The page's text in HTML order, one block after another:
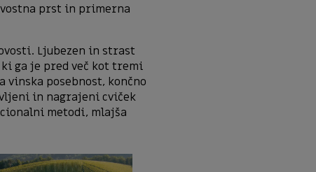
prst in primerna
Ljubezen in strast
ga je pred več kot tremi
posebnost, končno
in nagrajeni cviček
metodi, mlajša